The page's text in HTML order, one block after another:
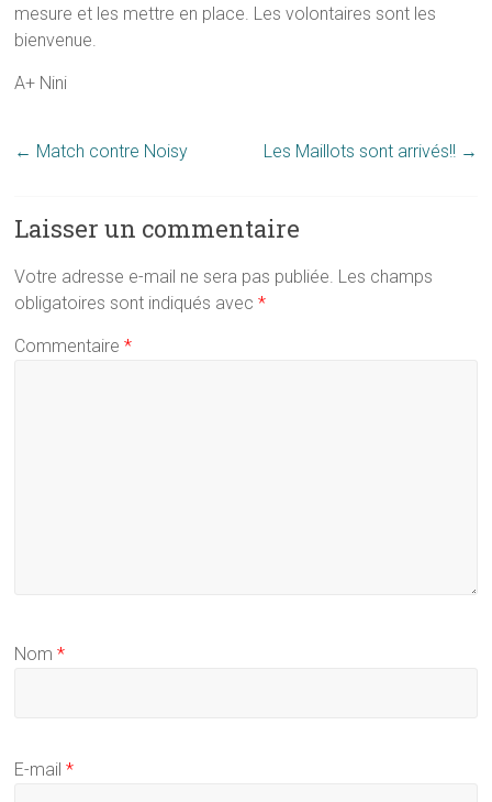
mesure et les mettre en place. Les volontaires sont les
bienvenue.
A+ Nini
← Match contre Noisy Les Maillots sont arrivés!! →
Laisser un commentaire
Votre adresse e-mail ne sera pas publiée. Les champs
obligatoires sont indiqués avec*
Commentaire*
Nom*
E-mail*